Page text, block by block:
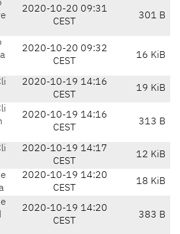
2020-10-20 09:31
CEST
301 B
2020-10-20 09:32
CEST
16 KiB
2020-10-19 14:16
CEST
19 KiB
2020-10-19 14:16
CEST
313 B
2020-10-19 14:17
CEST
12 KiB
2020-10-19 14:20
CEST
18 KiB
2020-10-19 14:20
CEST
383 B